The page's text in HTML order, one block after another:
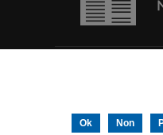
Tous droits
Conception/
Ok Non